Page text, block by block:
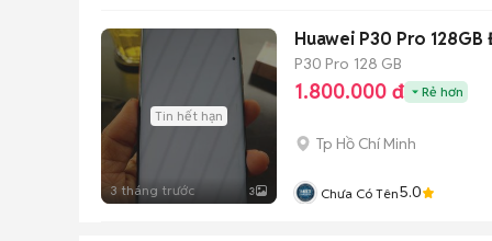
Tin hết hạn
3 tháng trước 3
Huawei P30 Pro 128GB
P30 Pro 128 GB
1.800.000 đ Rẻ hơn
Tp Hồ Chí Minh
Chưa Có Tên5.0